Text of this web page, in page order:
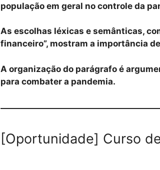
população em geral no controle da
As escolhas léxicas e semânticas,
financeiro”, mostram a importância
A organização do parágrafo é
para combater a pandemia.
[Oportunidade] Curso